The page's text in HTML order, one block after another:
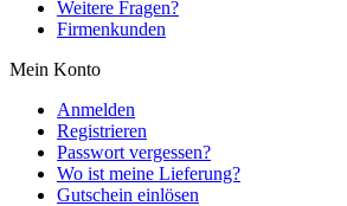
Weitere Fragen?
Firmenkunden
Mein Konto
Anmelden
Registrieren
Passwort vergessen?
Wo ist meine Lieferung?
Gutschein einlösen